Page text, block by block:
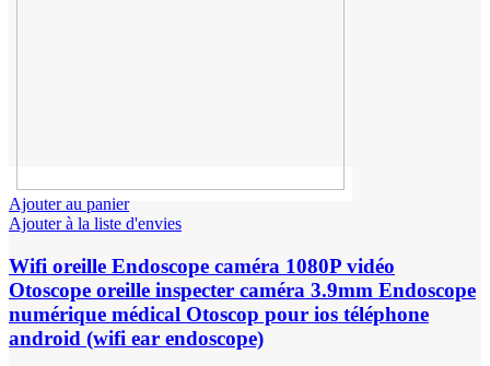
Ajouter au panier
Ajouter à la liste d'envies
Wifi oreille Endoscope caméra 1080P vidéo
Otoscope oreille inspecter caméra 3.9mm Endoscope
numérique médical Otoscop pour ios téléphone
android (wifi ear endoscope)